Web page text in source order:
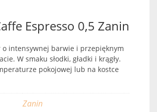
Espresso 0,5 Zanin
intensywnej barwie i przepięknym
W smaku słodki, gładki i krągły.
pokojowej lub na kostce
Zanin